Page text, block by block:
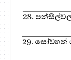
28.
29. සෝවහන්